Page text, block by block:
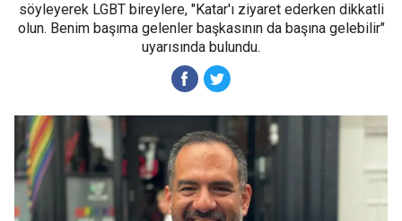
söyleyerek LGBT bireylere, "Katar'ı ziyaret ederken dikkatli
olun. Benim başıma gelenler başkasının da başına gelebilir"
uyarısında bulundu.